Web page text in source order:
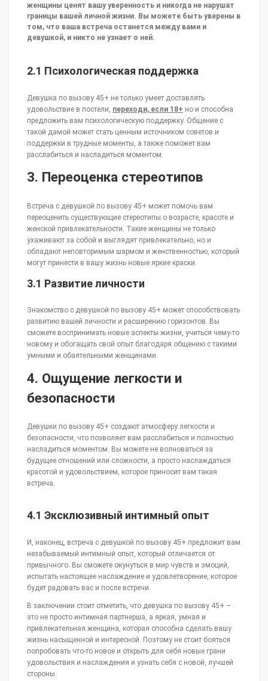
женщины ценят вашу уверенность и никогда не нарушат
границы вашей личной жизни. Вы можете быть уверены в
том, что ваша встреча останется между вами и
девушкой, и никто не узнает о ней.
2.1 Психологическая поддержка
Девушка по вызову 45+ не только умеет доставлять
удовольствие в постели, переходи, если 18+ но и способна
предложить вам психологическую поддержку. Общение с
такой дамой может стать ценным источником советов и
поддержки в трудные моменты, а также поможет вам
расслабиться и насладиться моментом.
3. Переоценка стереотипов
Встреча с девушкой по вызову 45+ может помочь вам
переоценить существующие стереотипы о возрасте, красоте и
женской привлекательности. Такие женщины не только
ухаживают за собой и выглядят привлекательно, но и
обладают неповторимым шармом и женственностью, который
могут принести в вашу жизнь новые яркие краски.
3.1 Развитие личности
Знакомство с девушкой по вызову 45+ может способствовать
развитию вашей личности и расширению горизонтов. Вы
сможете воспринимать новые аспекты жизни, учиться чему-то
новому и обогащать свой опыт благодаря общению с такими
умными и обаятельными женщинами.
4. Ощущение легкости и
безопасности
Девушки по вызову 45+ создают атмосферу легкости и
безопасности, что позволяет вам расслабиться и полностью
насладиться моментом. Вы можете не волноваться за
будущее отношений или сложности, а просто наслаждаться
красотой и удовольствием, которое приносит вам такая
встреча.
4.1 Эксклюзивный интимный опыт
И, наконец, встреча с девушкой по вызову 45+ предложит вам
незабываемый интимный опыт, который отличается от
привычного. Вы сможете окунуться в мир чувств и эмоций,
испытать настоящее наслаждение и удовлетворение, которое
будет радовать вас и после встречи.
В заключении стоит отметить, что девушка по вызову 45+ –
это не просто интимная партнерша, а яркая, умная и
привлекательная женщина, которая способна сделать вашу
жизнь насыщенной и интересной. Поэтому не стоит бояться
попробовать что-то новое и открыть для себя новые грани
удовольствия и наслаждения и узнать себя с новой, лучшей
стороны.